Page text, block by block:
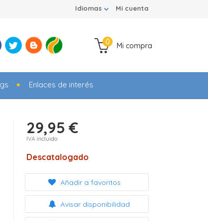
Mi cuenta
Idiomas
Mi compra
0
Enlaces de interés
29,95 €
IVA incluido
Descatalogado
Añadir a favoritos
Avisar disponibilidad